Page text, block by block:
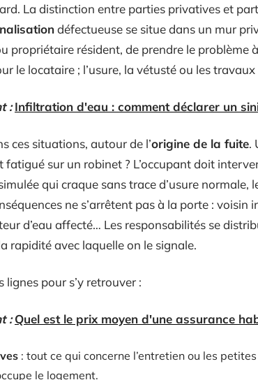
La distinction entre parties privatives et
défectueuse se situe dans un mur
propriétaire résident, de prendre le problème
le locataire ; l’usure, la vétusté ou les
: Infiltration d'eau : comment déclarer un
ces situations, autour de l’origine de la fuite.
fatigué sur un robinet ? L’occupant doit
qui craque sans trace d’usure normale,
ne s’arrêtent pas à la porte : voisin
d’eau affecté… Les responsabilités se
rapidité avec laquelle on le signale.
lignes pour s’y retrouver :
: Quel est le prix moyen d'une assurance
: tout ce qui concerne l’entretien ou les
le logement.